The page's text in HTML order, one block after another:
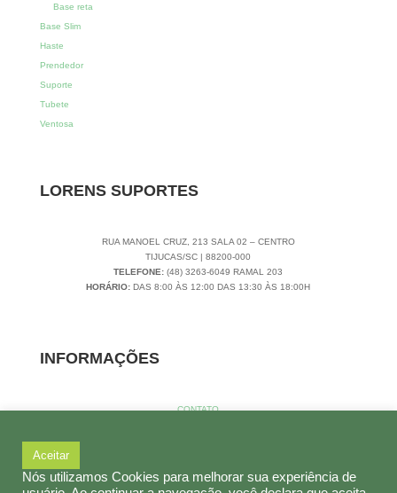
Base reta
Base Slim
Haste
Prendedor
Suporte
Tubete
Ventosa
LORENS SUPORTES
RUA MANOEL CRUZ, 213 SALA 02 – CENTRO
TIJUCAS/SC | 88200-000
TELEFONE: (48) 3263-6049 RAMAL 203
HORÁRIO: DAS 8:00 ÀS 12:00 DAS 13:30 ÀS 18:00H
INFORMAÇÕES
CONTATO
LORENS ARTEFATOS PLÁSTICOS 14.794.971/0001-65 | 2019 | POWERED
BYCRONIC
Aceitar
Nós utilizamos Cookies para melhorar sua experiência de